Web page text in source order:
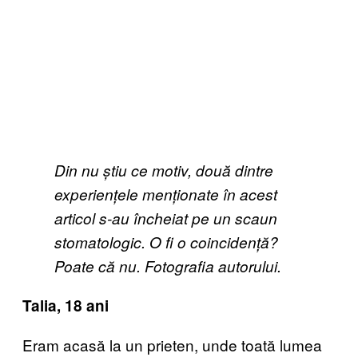
Din nu știu ce motiv, două dintre
experiențele menționate în acest
articol s-au încheiat pe un scaun
stomatologic. O fi o coincidență?
Poate că nu. Fotografia autorului.
Talia, 18 ani
Eram acasă la un prieten, unde toată lumea